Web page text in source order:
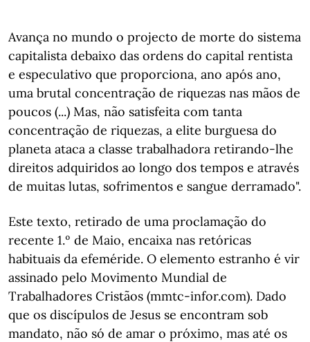
Avança no mundo o projecto de morte do sistema
capitalista debaixo das ordens do capital rentista
e especulativo que proporciona, ano após ano,
uma brutal concentração de riquezas nas mãos de
poucos (...) Mas, não satisfeita com tanta
concentração de riquezas, a elite burguesa do
planeta ataca a classe trabalhadora retirando-lhe
direitos adquiridos ao longo dos tempos e através
de muitas lutas, sofrimentos e sangue derramado".
Este texto, retirado de uma proclamação do
recente 1.º de Maio, encaixa nas retóricas
habituais da efeméride. O elemento estranho é vir
assinado pelo Movimento Mundial de
Trabalhadores Cristãos (mmtc-infor.com). Dado
que os discípulos de Jesus se encontram sob
mandato, não só de amar o próximo, mas até os